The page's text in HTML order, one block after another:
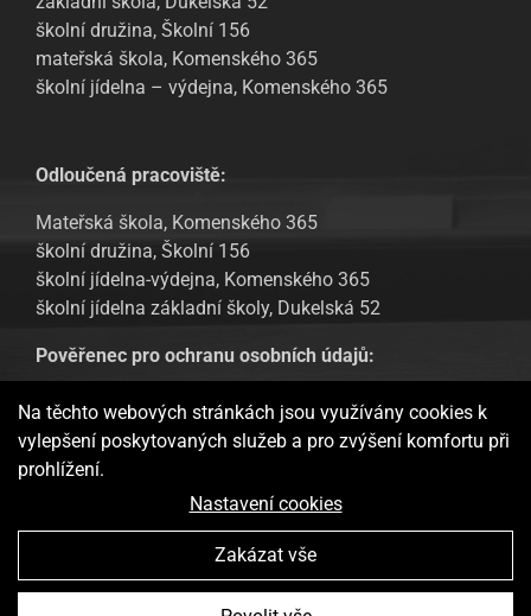
školní družina, Školní 156
mateřská škola, Komenského 365
školní jídelna – výdejna, Komenského 365
Odloučená pracoviště:
Mateřská škola, Komenského 365
školní družina, Školní 156
školní jídelna-výdejna, Komenského 365
školní jídelna základní školy, Dukelská 52
Pověřenec pro ochranu osobních údajů:
Tomáš Urban, email: tomas.urban@sofbit.cz
GDPR – Informování veřejnosti
Základní škola a Mateřská škola Doudleby nad Orlicí Vytvořila
Na těchto webových stránkách jsou využívány cookies k
vylepšení poskytovaných služeb a pro zvýšení komfortu při
prohlížení.
Nastavení cookies
Zakázat vše
Webové stránky ukládají v souladu se zákony na vaše zařízení
webových stránek a pro analytické účely a v případě vašeho
stránek s tím vyjadřujete souhlas.Více informací